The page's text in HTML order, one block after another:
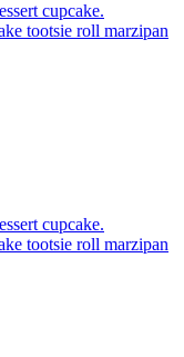
cupcake.
tootsie roll marzipan
cupcake.
tootsie roll marzipan